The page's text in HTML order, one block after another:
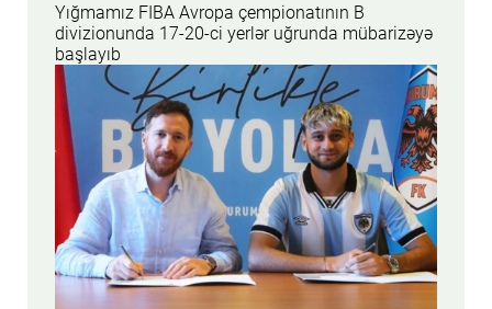
Yığmamız FIBA Avropa çempionatının B
divizionunda 17-20-ci yerlər uğrunda mübarizəyə
başlayıb